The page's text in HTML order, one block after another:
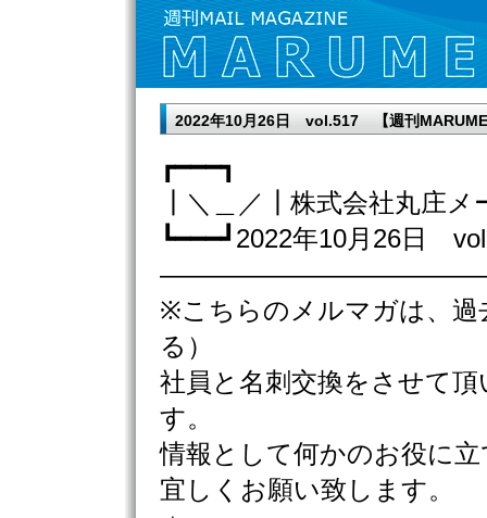
2022年10月26日 vol.517 【週刊
┏━━━┓
┃＼＿／┃株式会社丸庄メ
┗━━━┛2022年10月26日
※こちらのメルマガは、過
る）
社員と名刺交換をさせて
す。
情報として何かのお役に
宜しくお願い致します。